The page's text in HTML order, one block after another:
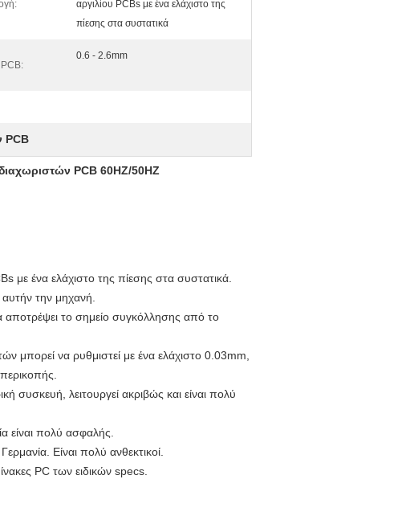
αργιλίου PCBs με ένα ελάχιστο της
πίεσης στα συστατικά
0.6 - 2.6mm
PCB
PCB 60HZ/50HZ
με ένα ελάχιστο της πίεσης στα συστατικά.
αυτήν την μηχανή.
αποτρέψει το σημείο συγκόλλησης από το
να ρυθμιστεί με ένα ελάχιστο 0.03mm,
συσκευή, λειτουργεί ακριβώς και είναι πολύ
είναι πολύ ασφαλής.
Είναι πολύ ανθεκτικοί.
PC των ειδικών specs.